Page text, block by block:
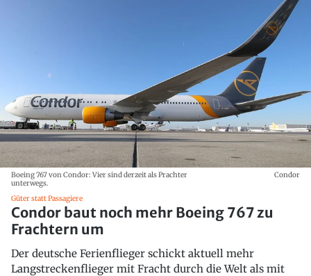
Boeing 767 von Condor: Vier sind derzeit als Prachter
unterwegs.
Condor
Güter statt Passagiere
Condor baut noch mehr Boeing 767 zu
Frachtern um
Der deutsche Ferienflieger schickt aktuell mehr
Langstreckenflieger mit Fracht durch die Welt als mit